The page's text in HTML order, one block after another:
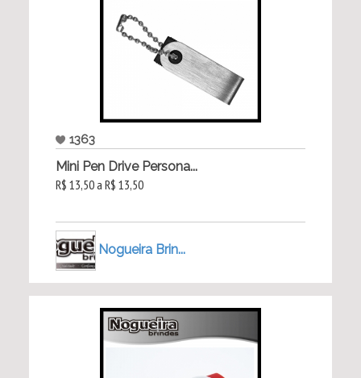
1363
Mini Pen Drive Persona...
R$ 13,50 a R$ 13,50
Nogueira Brin...